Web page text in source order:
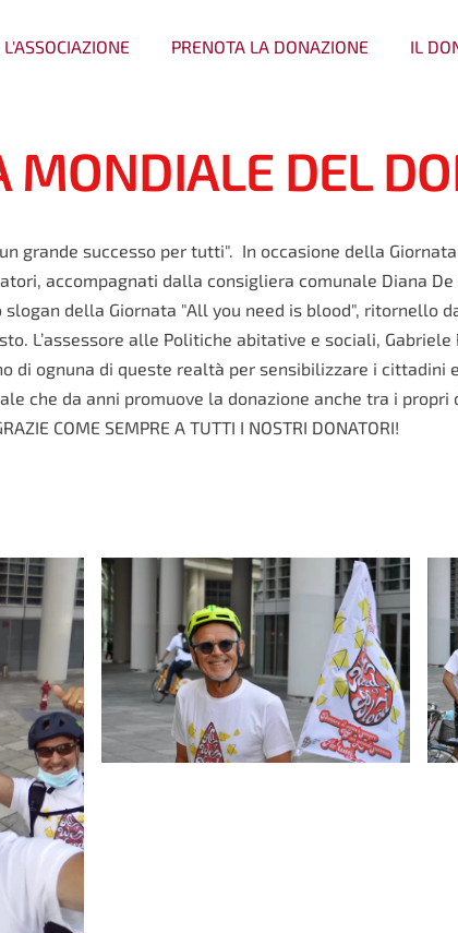
L'ASSOCIAZIONE PRENOTA LA DONAZIONE IL
MONDIALE DEL
grande successo per tutti". In occasione della
accompagnati dalla consigliera comunale Diana
slogan della Giornata "All you need is blood", ritornello
L’assessore alle Politiche abitative e sociali,
di ognuna di queste realtà per sensibilizzare i
che da anni promuove la donazione anche tra i propri
COME SEMPRE A TUTTI I NOSTRI DONATORI!